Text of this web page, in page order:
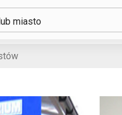
miasto